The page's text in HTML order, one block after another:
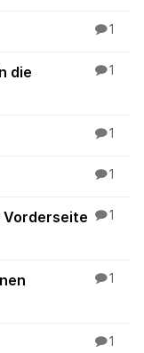
1
die
1
1
1
Vorderseite
1
1
1